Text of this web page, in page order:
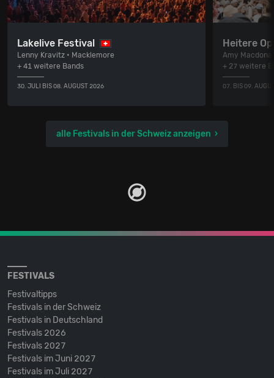
Lakelive Festival
Lenny Kravitz • Macklemore
+ 41 weitere Bands
30. JULI BIS 08. AUGUST 2026
Heitere
Amy
+ 27 weitere
07. BIS 09.
alle Festivals in der Schweiz anzeigen
FESTIVALS
Festivaltipps
Festivals in der Schweiz
Festivals in Deutschland
Festivals 2026
Festivals 2027
Festivals im Juni 2027
Festivals im Juli 2027